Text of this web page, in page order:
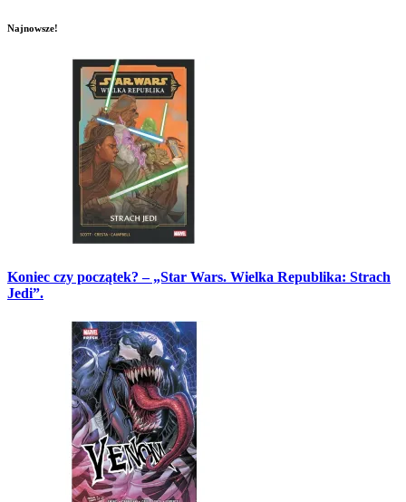
Najnowsze!
Koniec czy początek? – „Star Wars. Wielka Republika: Strach
Jedi”.